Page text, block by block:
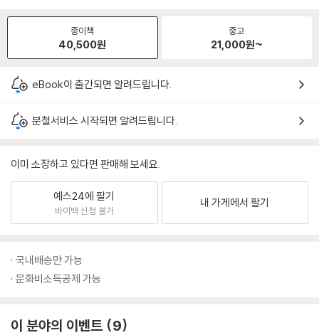
종이책
40,500원
중고
21,000원~
eBook이 출간되면 알려드립니다.
분철서비스 시작되면 알려드립니다.
이미 소장하고 있다면 판매해 보세요.
예스24에 팔기
바이백 신청 불가
내 가게에서 팔기
국내배송만 가능
문화비소득공제 가능
이 분야의 이벤트 9